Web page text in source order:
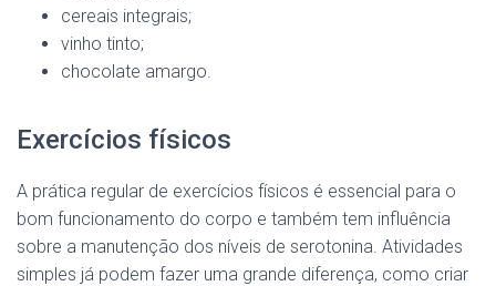
cereais integrais;
vinho tinto;
chocolate amargo.
Exercícios físicos
A prática regular de exercícios físicos é essencial para o
bom funcionamento do corpo e também tem influência
sobre a manutenção dos níveis de serotonina. Atividades
simples já podem fazer uma grande diferença, como criar